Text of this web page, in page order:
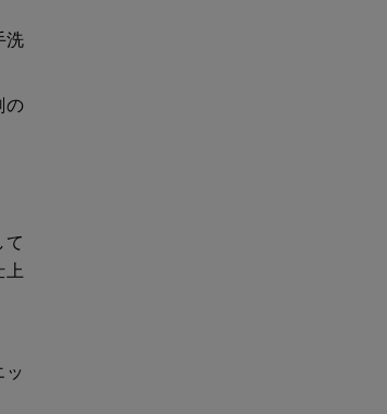
洗
の
上